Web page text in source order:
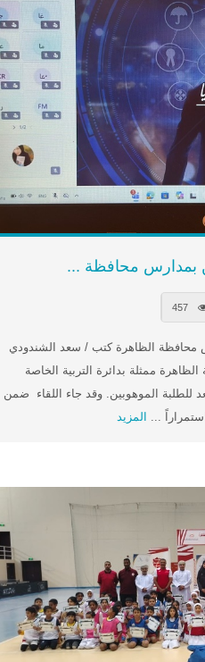
بمدارس محافظة ...
محافظة الظاهرة كتب / سعد الشندودي
ممثلة بدائرة التربية الخاصة
للطلبة الموهوبين. وقد جاء اللقاء ضمن
... المزيد